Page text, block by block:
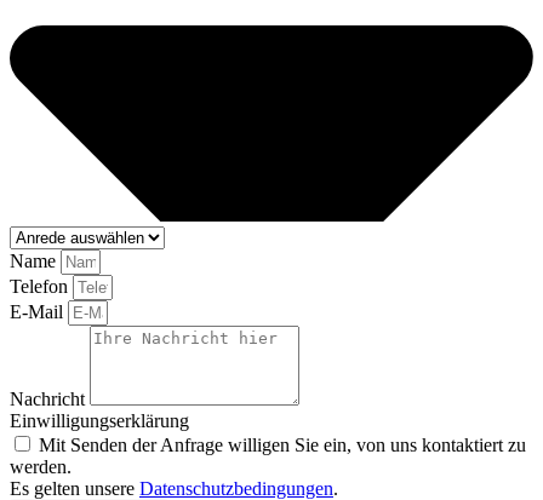
Name
Telefon
E-Mail
Nachricht
Einwilligungserklärung
Mit Senden der Anfrage willigen Sie ein, von uns kontaktiert zu
werden.
Es gelten unsere Datenschutzbedingungen.